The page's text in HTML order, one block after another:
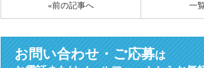
«前の記事へ 一
お問い合わせ・ご応募は